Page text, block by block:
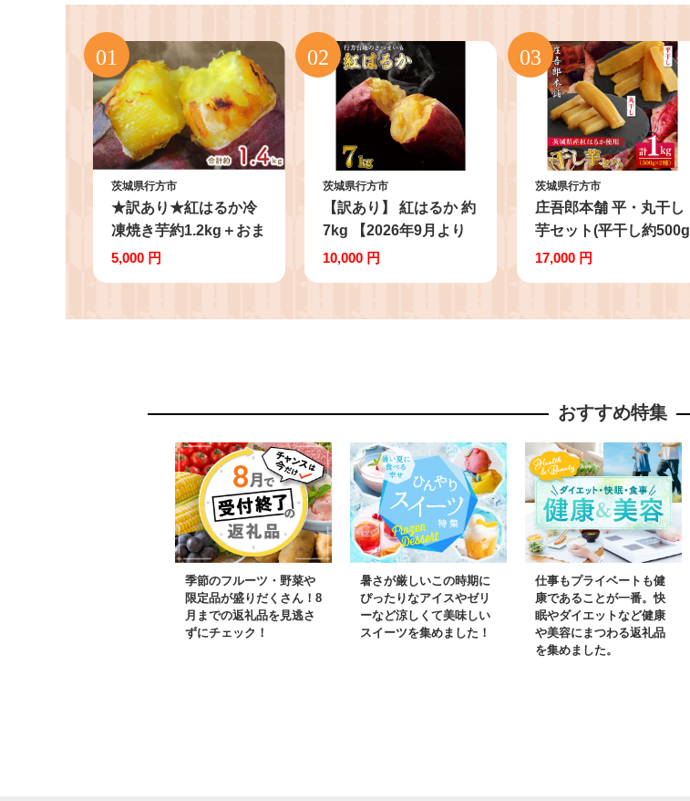
茨城県行方市
★訳あり★紅はるか冷
凍焼き芋約1.2kg＋おま
かせ品種さつまいも
焼き芋 やきいも 冷凍
5,000 円
茨城県行方市
【訳あり】 紅はるか 約
7kg 【2026年9月より
順次発送】｜紅はるか
(CU-55-7)
10,000 円
茨城県行方市
庄吾郎本舗 平・丸干し
芋セット(平干し約500g
＋丸干し約500g)｜干し
紅はるか 熟成紅はるか
料無料(EV-3)
17,000 円
おすすめ特集
季節のフルーツ・野菜や
限定品が盛りだくさん！8
月までの返礼品を見逃さ
ずにチェック！
暑さが厳しいこの時期に
ぴったりなアイスやゼリ
ーなど涼しくて美味しい
スイーツを集めました！
仕事もプライベートも健
康であることが一番。快
眠やダイエットなど健康
や美容にまつわる返礼品
を集めました。